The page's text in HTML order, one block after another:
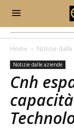
Home Notizie dalle
Notizie dalle aziende
Cnh